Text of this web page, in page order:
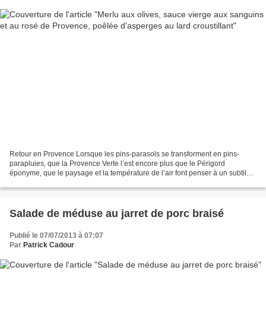
Retour en Provence Lorsque les pins-parasols se transforment en pins-
parapluies, que la Provence Verte l’est encore plus que le Périgord
éponyme, que le paysage et la température de l’air font penser à un subtil
Salade de méduse au jarret de porc braisé
Publié le 07/07/2013 à 07:07
Par Patrick Cadour